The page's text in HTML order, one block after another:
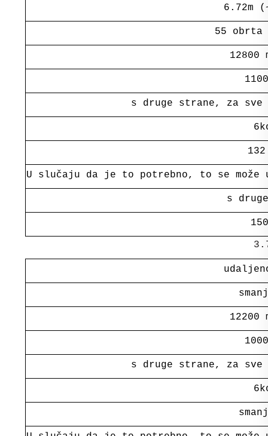
6.72m
55 obrta
12800
s druge strane, za
U slučaju da je to potrebno, to se
s
12200
s druge strane, za